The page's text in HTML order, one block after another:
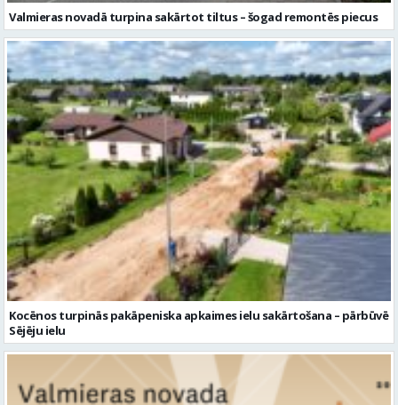
Kocēnos turpinās pakāpeniska apkaimes ielu sakārtošana – pārbūvē
Sējēju ielu